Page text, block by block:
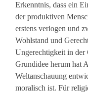
Erkenntnis, dass ein
der produktiven
erstens verlogen und
Wohlstand und
Ungerechtigkeit in der
Grundidee herum hat
Weltanschauung
moralisch ist. Für